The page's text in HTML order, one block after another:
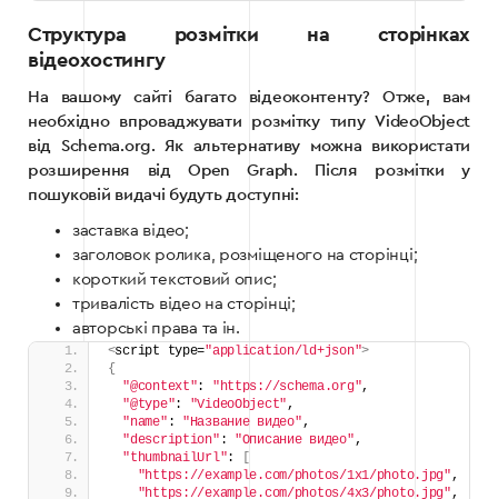
Структура розмітки на сторінках
відеохостингу
На вашому сайті багато відеоконтенту? Отже, вам
необхідно впроваджувати розмітку типу VideoObject
від Schema.org. Як альтернативу можна використати
розширення від Open Graph. Після розмітки у
пошуковій видачі будуть доступні:
заставка відео;
заголовок ролика, розміщеного на сторінці;
короткий текстовий опис;
тривалість відео на сторінці;
авторські права та ін.
<script type="application/ld+json">
{
"@context": "https://schema.org",
"@type": "VideoObject" ,
"name" : "Название видео" ,
"description" : "Описание видео" ,
"thumbnailUrl":
[
"https://example.com/photos/1x1/photo.jpg" ,
"https://example.com/photos/4x3/photo.jpg" ,